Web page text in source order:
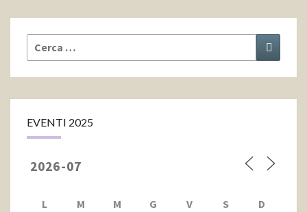
Cerca: Cerca
EVENTI 2025
L M M G V S D